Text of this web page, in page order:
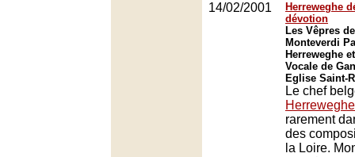
14/02/2001
Herreweghe
dévotion
Les Vêpres
Monteverdi
Herreweghe
Vocale de
Eglise Saint-
Le chef
Herreweghe
rarement
des
la Loire.